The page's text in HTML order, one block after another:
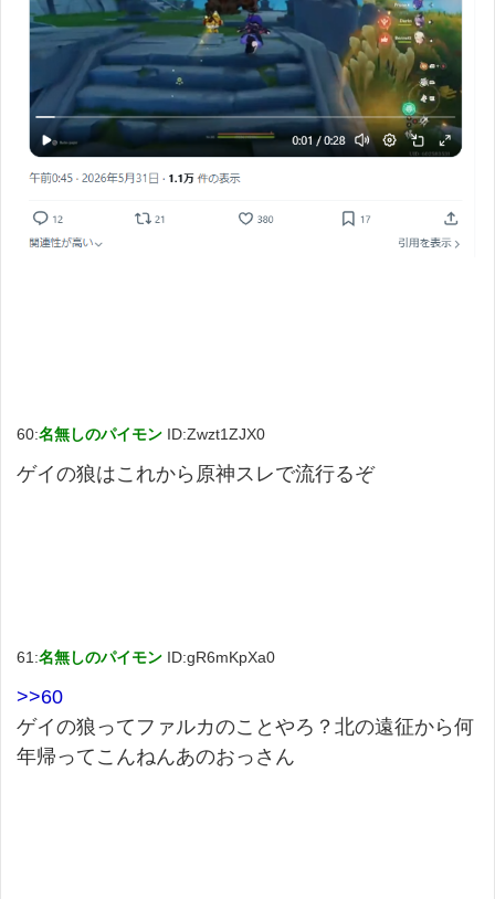
60:名無しのパイモン ID:Zwzt1ZJX0
ゲイの狼はこれから原神スレで流行るぞ
61:名無しのパイモン ID:gR6mKpXa0
>>60
ゲイの狼ってファルカのことやろ？北の遠征から何
年帰ってこんねんあのおっさん